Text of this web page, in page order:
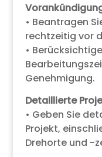
• Beantragen
rechtzeitig vor
•
Genehmigung.
Detaillierte
• Geben Sie
Projekt,
Drehorte und -